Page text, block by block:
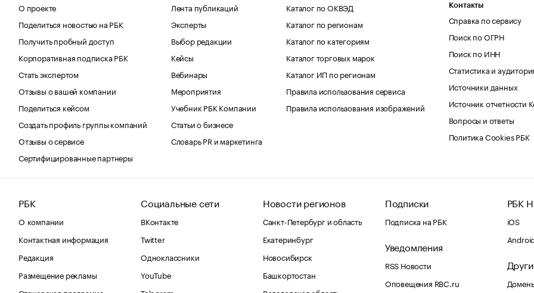
О проекте
Поделиться новостью на РБК
Получить пробный доступ
Корпоративная подписка РБК
Стать экспертом
Отзывы о вашей компании
Поделиться кейсом
Создать профиль группы компаний
Отзывы о сервисе
Сертифицированные партнеры
Лента публикаций
Эксперты
Выбор редакции
Кейсы
Вебинары
Мероприятия
Учебник РБК Компании
Статьи о бизнесе
Словарь PR и маркетинга
Каталог по ОКВЭД
Каталог по регионам
Каталог по категориям
Каталог торговых марок
Каталог ИП по регионам
Правила использования сервиса
Правила использования изображений
Контакты
Справка по сервису
Поиск по ОГРН
Поиск по ИНН
Статистика и
Источники данных
Источник отчетности
Вопросы и ответы
Политика Cookies РБК
РБК
О компании
Контактная информация
Редакция
Размещение рекламы
Социальные сети
ВКонтакте
Twitter
Одноклассники
YouTube
Новости регионов
Санкт-Петербург и область
Екатеринбург
Новосибирск
Башкортостан
Подписки
Подписка на РБК
Уведомления
RSS Новости
Оповещения RBC.ru
РБК
iOS